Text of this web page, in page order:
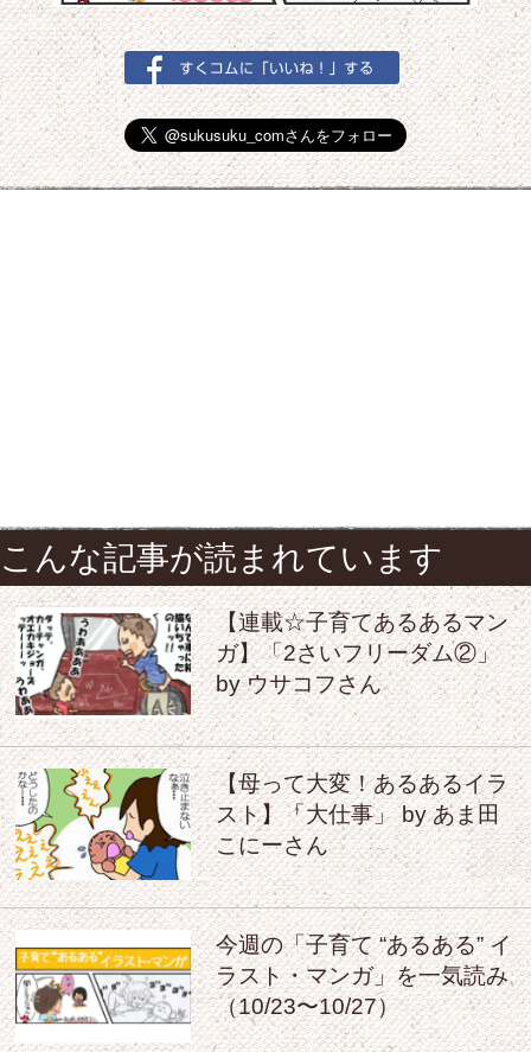
こんな記事が読まれています
【連載☆子育てあるあるマン
ガ】「2さいフリーダム②」
by ウサコフさん
【母って大変！あるあるイラ
スト】「大仕事」 by あま田
こにーさん
今週の「子育て “あるある” イ
ラスト・マンガ」を一気読み
（10/23〜10/27）